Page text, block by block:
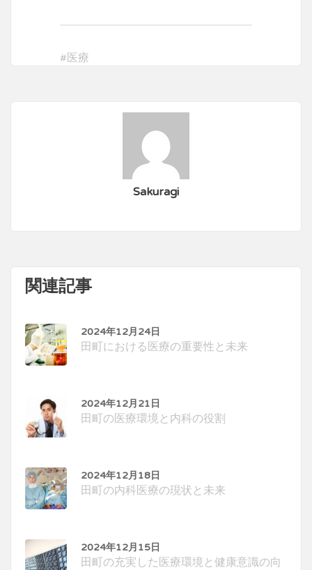
#医療
Sakuragi
関連記事
2024年12月24日
田町における医療の重要性と未来
2024年12月21日
田町の医療環境と内科の役割
2024年12月18日
田町の内科医療の現状と未来
2024年12月15日
田町の充実した医療環境と健康意識の向